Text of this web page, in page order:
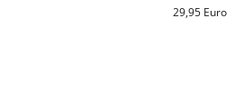
29,95 Euro